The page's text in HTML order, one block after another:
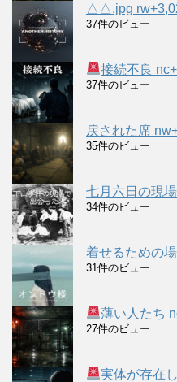
△△.jpg
37件のビュー
接続不良 nc+
37件のビュー
戻された席
35件のビュー
七月六日の現
34件のビュー
着せるための
31件のビュー
薄い人たち
27件のビュー
実体が存在